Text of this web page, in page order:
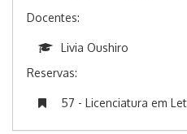
Docentes:
Livia Oushiro
Reservas:
57 - Licenciatura em